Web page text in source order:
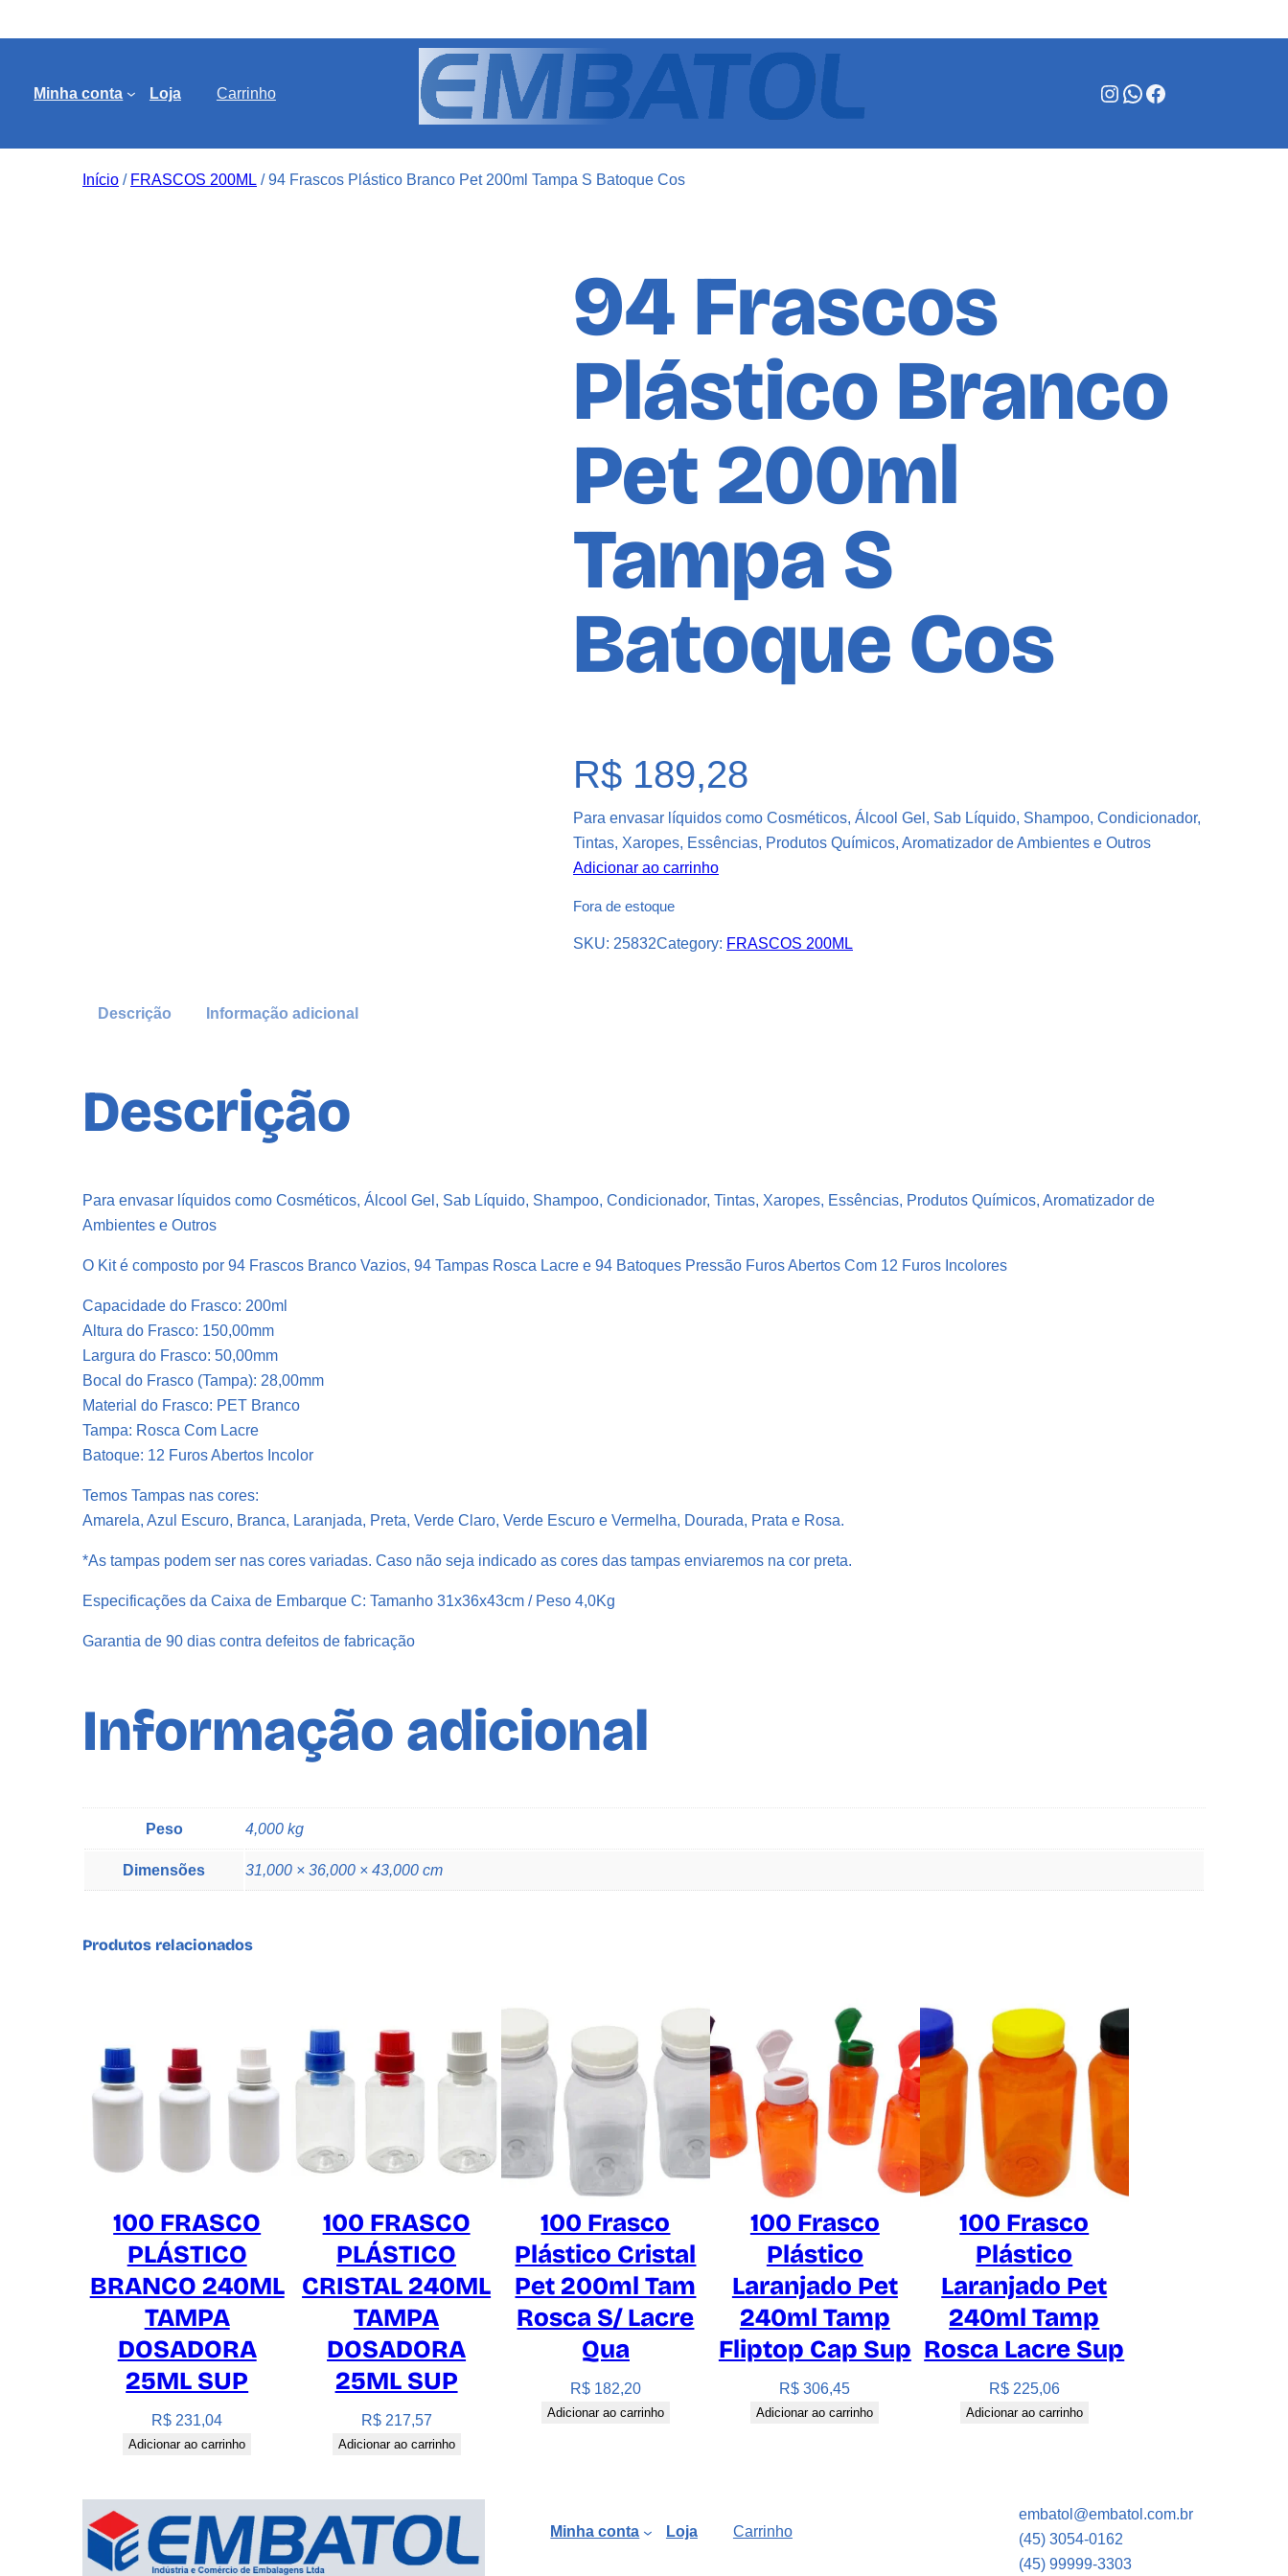
Minha conta Loja Carrinho Instagram WhatsApp Facebook
Início / FRASCOS 200ML / 94 Frascos Plástico Branco Pet 200ml Tampa S Batoque Cos
94 Frascos
Plástico Branco
Pet 200ml
Tampa S
Batoque Cos
R$ 189,28
Para envasar líquidos como Cosméticos, Álcool Gel, Sab Líquido, Shampoo, Condicionador,
Tintas, Xaropes, Essências, Produtos Químicos, Aromatizador de Ambientes e Outros
Adicionar ao carrinho
Fora de estoque
SKU: 25832Category: FRASCOS 200ML
Descrição Informação adicional
Descrição
Para envasar líquidos como Cosméticos, Álcool Gel, Sab Líquido, Shampoo, Condicionador, Tintas, Xaropes, Essências, Produtos Químicos, Aromatizador de
Ambientes e Outros
O Kit é composto por 94 Frascos Branco Vazios, 94 Tampas Rosca Lacre e 94 Batoques Pressão Furos Abertos Com 12 Furos Incolores
Capacidade do Frasco: 200ml
Altura do Frasco: 150,00mm
Largura do Frasco: 50,00mm
Bocal do Frasco (Tampa): 28,00mm
Material do Frasco: PET Branco
Tampa: Rosca Com Lacre
Batoque: 12 Furos Abertos Incolor
Temos Tampas nas cores:
Amarela, Azul Escuro, Branca, Laranjada, Preta, Verde Claro, Verde Escuro e Vermelha, Dourada, Prata e Rosa.
*As tampas podem ser nas cores variadas. Caso não seja indicado as cores das tampas enviaremos na cor preta.
Especificações da Caixa de Embarque C: Tamanho 31x36x43cm / Peso 4,0Kg
Garantia de 90 dias contra defeitos de fabricação
Informação adicional
Peso 4,000 kg
Dimensões 31,000 × 36,000 × 43,000 cm
Produtos relacionados
100 FRASCO
PLÁSTICO
BRANCO 240ML
TAMPA
DOSADORA
25ML SUP
R$ 231,04
Adicionar ao carrinho
100 FRASCO
PLÁSTICO
CRISTAL 240ML
TAMPA
DOSADORA
25ML SUP
R$217,57
Adicionar ao carrinho
100 Frasco
Plástico Cristal
Pet 200ml Tam
Rosca S/ Lacre
Qua
R$182,20
Adicionar ao carrinho
100 Frasco
Plástico
Laranjado Pet
240ml Tamp
Fliptop Cap Sup
R$ 306,45
Adicionar ao carrinho
100 Frasco
Plástico
Laranjado Pet
240ml Tamp
Rosca Lacre Sup
R$225,06
Adicionar ao carrinho
Minha conta Loja Carrinho
embatol@embatol.com.br
(45) 3054-0162
(45) 99999-3303